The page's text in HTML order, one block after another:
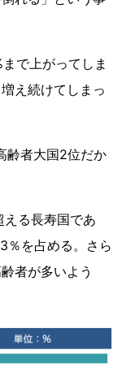
で上がってしま
え続けてしまっ
齢者大国2位だか
る長寿国であ
％を占める。さら
者が多いよう